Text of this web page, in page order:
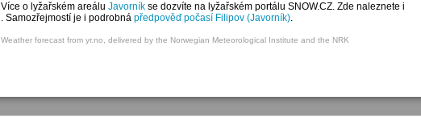
Více o lyžařském areálu Javorník se dozvíte na lyžařském portálu SNOW.CZ. Zde naleznete i
. Samozřejmostí je i podrobná předpověď počasí Filipov (Javorník).
Weather forecast from yr.no, delivered by the Norwegian Meteorological Institute and the NRK